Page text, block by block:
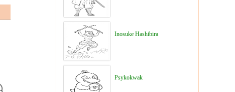
Inosuke Hashibira
Psykokwak